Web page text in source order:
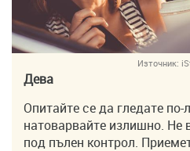
Източник:
Дева
Опитайте се да гледате
натоварвайте излишно. Не
под пълен контрол.